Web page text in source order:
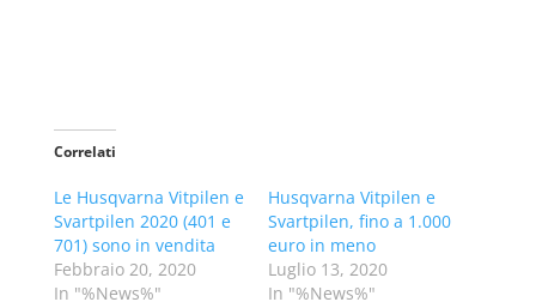
Correlati
Le Husqvarna Vitpilen e
Svartpilen 2020 (401 e
701) sono in vendita
Febbraio 20, 2020
In "%News%"
Husqvarna Vitpilen e
Svartpilen, fino a 1.000
euro in meno
Luglio 13, 2020
In "%News%"